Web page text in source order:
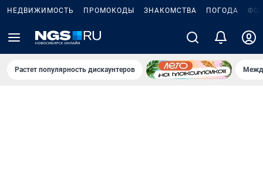
НЕДВИЖИМОСТЬ ПРОМОКОДЫ ЗНАКОМСТВА ПОГОДА
Растет популярность дискаунтеров